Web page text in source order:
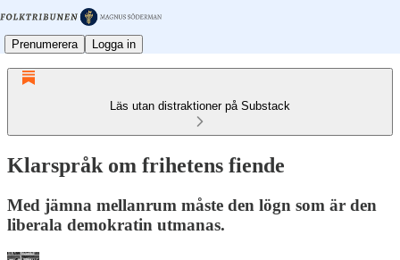
Prenumerera Logga in
Läs utan distraktioner på Substack
Klarspråk om frihetens fiende
Med jämna mellanrum måste den lögn som är den
liberala demokratin utmanas.